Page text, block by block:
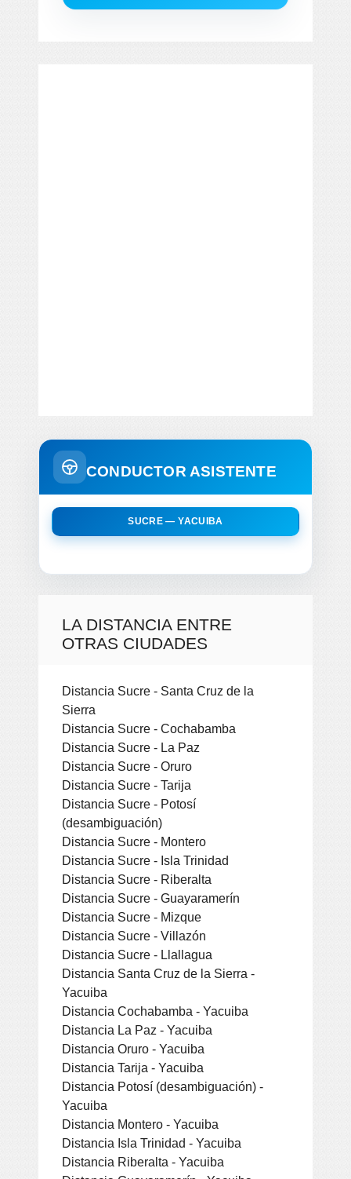
CONDUCTOR ASISTENTE
SUCRE — YACUIBA
LA DISTANCIA ENTRE
OTRAS CIUDADES
Distancia Sucre - Santa Cruz de la
Sierra
Distancia Sucre - Cochabamba
Distancia Sucre - La Paz
Distancia Sucre - Oruro
Distancia Sucre - Tarija
Distancia Sucre - Potosí
(desambiguación)
Distancia Sucre - Montero
Distancia Sucre - Isla Trinidad
Distancia Sucre - Riberalta
Distancia Sucre - Guayaramerín
Distancia Sucre - Mizque
Distancia Sucre - Villazón
Distancia Sucre - Llallagua
Distancia Santa Cruz de la Sierra -
Yacuiba
Distancia Cochabamba - Yacuiba
Distancia La Paz - Yacuiba
Distancia Oruro - Yacuiba
Distancia Tarija - Yacuiba
Distancia Potosí (desambiguación) -
Yacuiba
Distancia Montero - Yacuiba
Distancia Isla Trinidad - Yacuiba
Distancia Riberalta - Yacuiba